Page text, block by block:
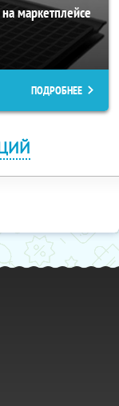
маркетплейсе
ПОДРОБНЕЕ